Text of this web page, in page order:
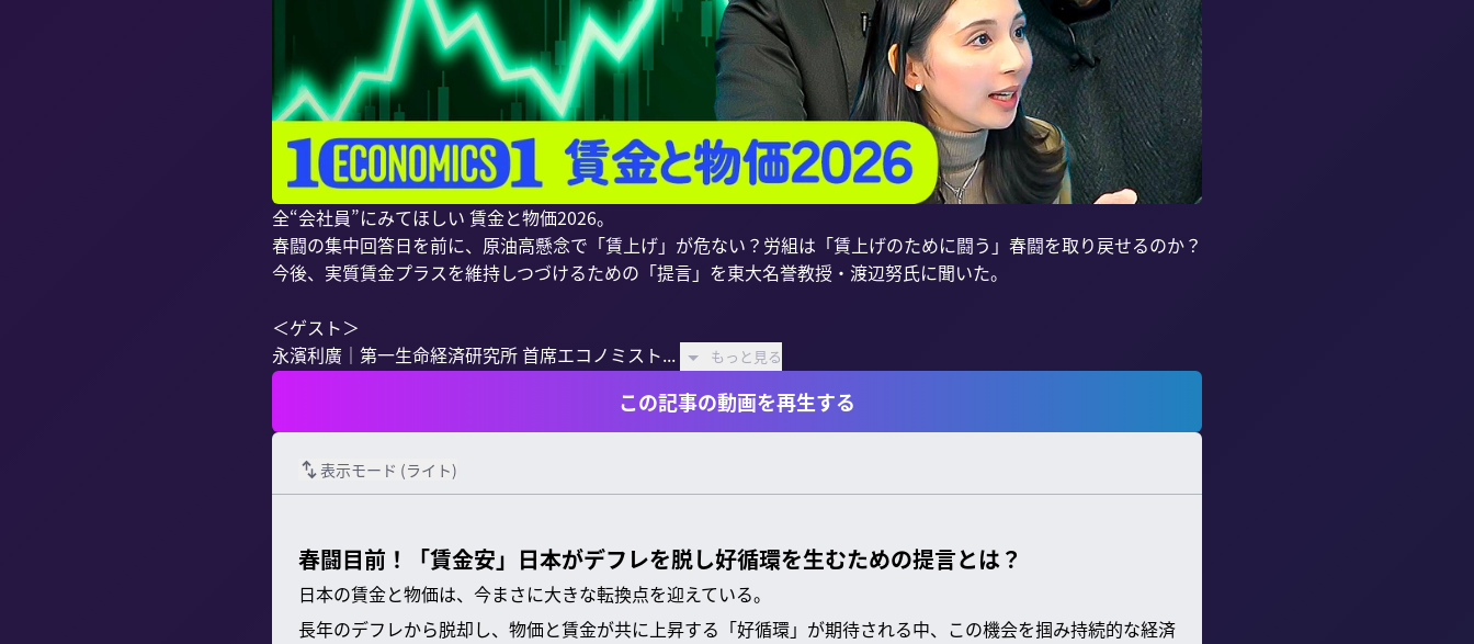
全“会社員”にみてほしい 賃金と物価2026。
春闘の集中回答日を前に、原油高懸念で「賃上げ」が危ない？労組は「賃上げのために闘う」春闘を取り戻せるのか？
今後、実質賃金プラスを維持しつづけるための「提言」を東大名誉教授・渡辺努氏に聞いた。
＜ゲスト＞
永濱利廣｜第一生命経済研究所 首席エコノミスト...
もっと見る
この記事の動画を再生する
表示モード (ライト)
春闘目前！「賃金安」日本がデフレを脱し好循環を生むための提言とは？
日本の賃金と物価は、今まさに大きな転換点を迎えている。
長年のデフレから脱却し、物価と賃金が共に上昇する「好循環」が期待される中、この機会を掴み持続的な経済